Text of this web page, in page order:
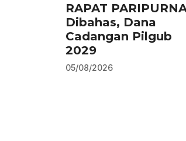
RAPAT
Dibahas, Dana
Cadangan Pilgub
2029
05/08/2026